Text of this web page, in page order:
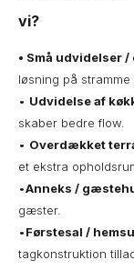
vi?
• Små udvidelser
løsning på stramme
• Udvidelse af
skaber bedre flow.
• Overdækket
et ekstra
•Anneks /
gæster.
•Førstesal /
tagkonstruktion